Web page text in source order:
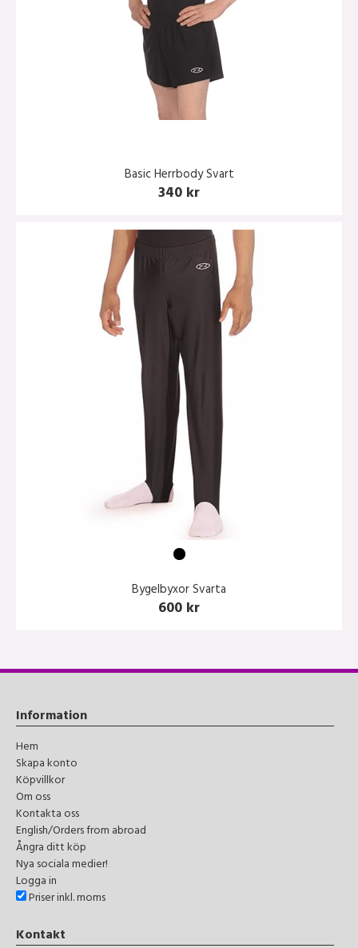
Basic Herrbody Svart
340 kr
Bygelbyxor Svarta
600 kr
Information
Hem
Skapa konto
Köpvillkor
Om oss
Kontakta oss
English/Orders from abroad
Ångra ditt köp
Nya sociala medier!
Logga in
Priser inkl. moms
Kontakt